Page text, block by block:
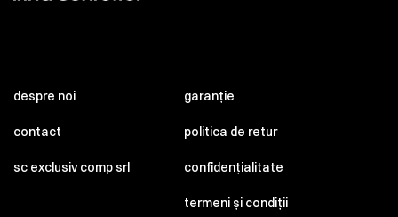
despre noi
contact
sc exclusiv comp srl
garanție
politica de retur
confidențialitate
termeni și condiții